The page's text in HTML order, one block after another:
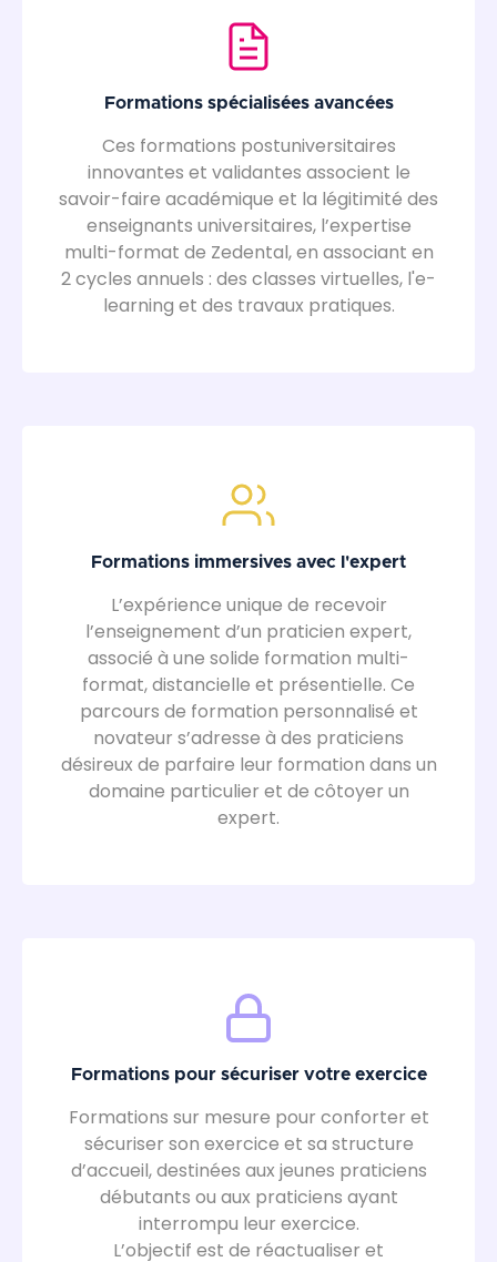
Formations spécialisées avancées
Ces formations postuniversitaires
innovantes et validantes associent le
savoir-faire académique et la légitimité des
enseignants universitaires, l’expertise
multi-format de Zedental, en associant en
2 cycles annuels : des classes virtuelles, l'e-
learning et des travaux pratiques.
Formations immersives avec l'expert
L’expérience unique de recevoir
l’enseignement d’un praticien expert,
associé à une solide formation multi-
format, distancielle et présentielle. Ce
parcours de formation personnalisé et
novateur s’adresse à des praticiens
désireux de parfaire leur formation dans un
domaine particulier et de côtoyer un
expert.
Formations pour sécuriser votre exercice
Formations sur mesure pour conforter et
sécuriser son exercice et sa structure
d’accueil, destinées aux jeunes praticiens
débutants ou aux praticiens ayant
interrompu leur exercice.
L’objectif est de réactualiser et